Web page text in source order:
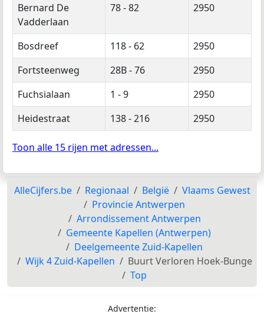
Bernard De
Vadderlaan
78 - 82 2950
Bosdreef 118 - 62
2950
Fortsteenweg
28B - 76
2950
Fuchsialaan
1 - 9
2950
Heidestraat
138 - 216 2950
Toon alle 15 rijen met adressen...
AlleCijfers.be Regionaal België
Vlaams Gewest
Provincie Antwerpen
Arrondissement Antwerpen
Gemeente Kapellen (Antwerpen)
Deelgemeente Zuid-Kapellen
Wijk 4 Zuid-Kapellen
Buurt Verloren Hoek-Bunge
Top
Advertentie: